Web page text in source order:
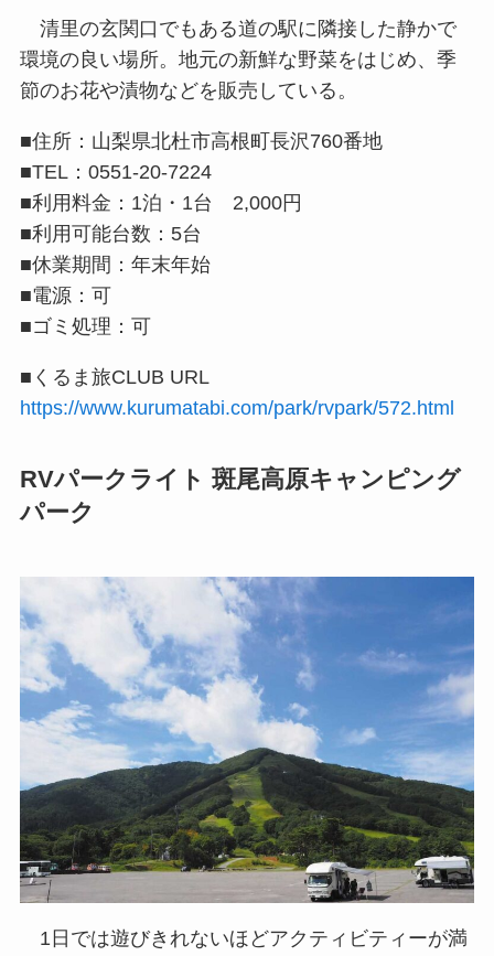
清里の玄関口でもある道の駅に隣接した静かで
環境の良い場所。地元の新鮮な​野菜をはじめ、季
節のお花や漬物などを販売している。
■住所：山梨県北杜市高根町長沢760番地
■TEL：0551-20-7224
■利用料金：1泊・1台 2,000円
■利用可能台数：5台
■休業期間：年末年始
■電源：可
■ゴミ処理：可
■くるま旅CLUB URL
https://www.kurumatabi.com/park/rvpark/572.html
RVパークライト 斑尾高原キャンピング
パーク
1日では遊びきれないほどアクティビティーが満